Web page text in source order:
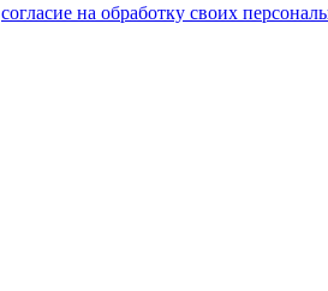
согласие на обработку своих